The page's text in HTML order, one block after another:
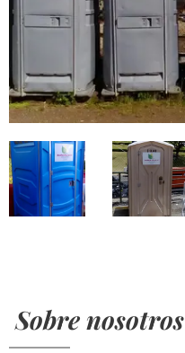
Sobre nosotros